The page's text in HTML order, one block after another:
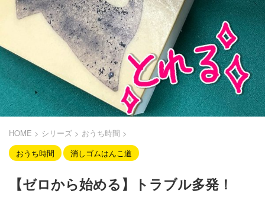
HOME > シリーズ > おうち時間 >
おうち時間
消しゴムはんこ道
【ゼロから始める】トラブル多発！